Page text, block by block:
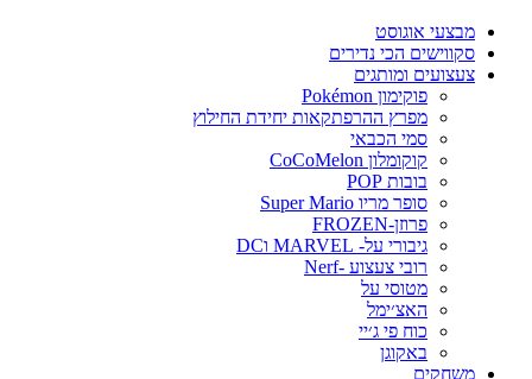
מבצעי אוגוסט
סקווישים הכי נדירים
צעצועים ומותגים
פוקימון Pokémon
מפרץ ההרפתקאות יחידת החילוץ
סמי הכבאי
קוקומלון CoCoMelon
בובות POP
סופר מריו Super Mario
פרוזן-FROZEN
גיבורי על- MARVEL וDC
רובי צעצוע -Nerf
מטוסי על
האצ׳ימל
כוח פי ג׳יי
באקוגן
משחקים